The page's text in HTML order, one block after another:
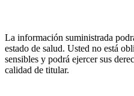
La información suministrada
estado de salud. Usted no está
sensibles y podrá ejercer sus
calidad de titular.